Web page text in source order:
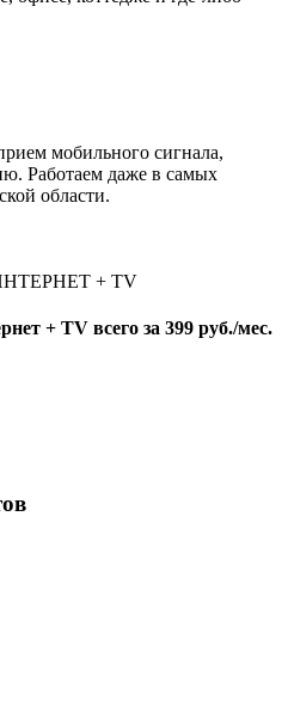
мобильного сигнала,
Работаем даже в самых
области.
+ TV всего за 399 руб./мес.